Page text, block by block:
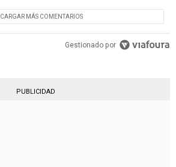
CARGAR MÁS COMENTARIOS
Gestionado por
PUBLICIDAD